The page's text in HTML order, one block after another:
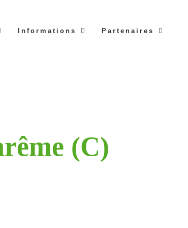
Informations Partenaires
(C)